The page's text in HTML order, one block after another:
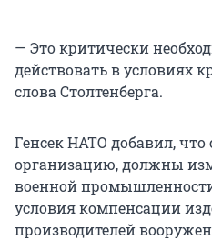
— Это критически
действовать в условиях
слова Столтенберга.
Генсек НАТО добавил,
организацию, должны
военной
условия компенсации
производителей